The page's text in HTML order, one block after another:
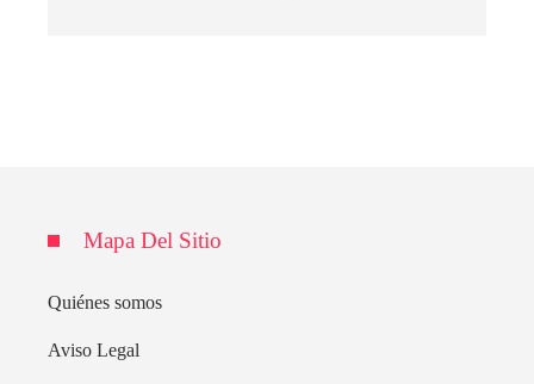
Mapa Del Sitio
Quiénes somos
Aviso Legal